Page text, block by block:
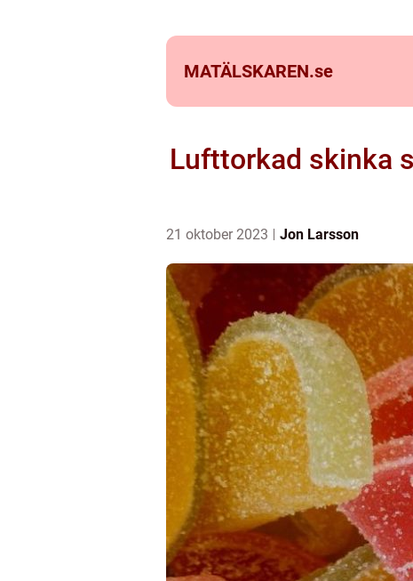
MATÄLSKAREN.se
Lufttorkad skinka
21 oktober 2023 Jon Larsson